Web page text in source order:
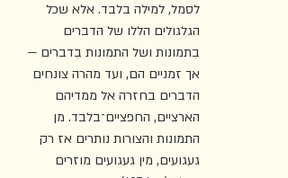
לסמל, למילה בלבד. אלא שכל
הגלגולים הללו של הדברים
בִתמונות ושל התמונות בִדברים —
אך זמניים הם, ועד מהרה צונחים
הדברים בחזרה אל ממדיהם
הארציים, החפציים־בלבד. מן
התמונות והצורות נותרים אז רק
געגועים, מין געגועים מוזרים